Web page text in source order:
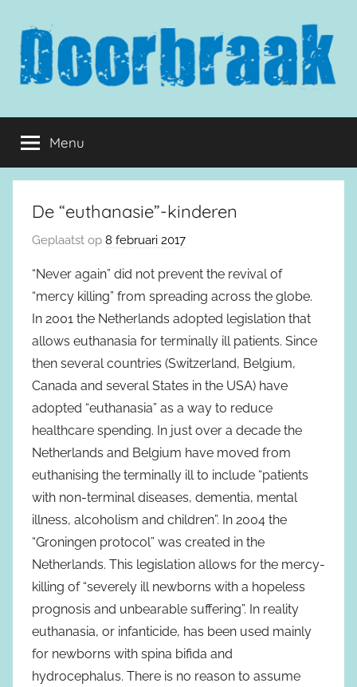
inhoud
springen
Doorbraak.eu
Menu
De “euthanasie”-kinderen
Geplaatst op 8 februari 2017
“Never again” did not prevent the revival of
“mercy killing” from spreading across the globe.
In 2001 the Netherlands adopted legislation that
allows euthanasia for terminally ill patients. Since
then several countries (Switzerland, Belgium,
Canada and several States in the USA) have
adopted “euthanasia” as a way to reduce
healthcare spending. In just over a decade the
Netherlands and Belgium have moved from
euthanising the terminally ill to include “patients
with non-terminal diseases, dementia, mental
illness, alcoholism and children”. In 2004 the
“Groningen protocol” was created in the
Netherlands. This legislation allows for the mercy-
killing of “severely ill newborns with a hopeless
prognosis and unbearable suffering”. In reality
euthanasia, or infanticide, has been used mainly
for newborns with spina bifida and
hydrocephalus. There is no reason to assume